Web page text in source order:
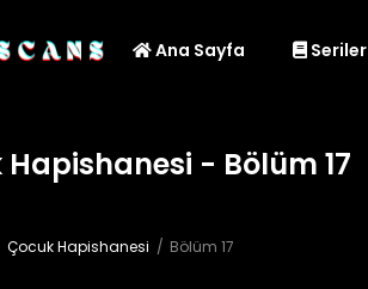
Ana Sayfa Seriler
- Bölüm 17
Çocuk Hapishanesi Bölüm 17